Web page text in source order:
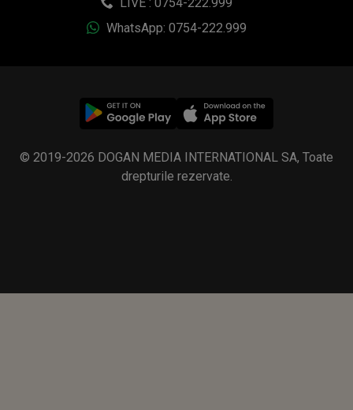
WhatsApp: 0754-222.999
© 2019-2026 DOGAN MEDIA INTERNATIONAL SA, Toate
drepturile rezervate.